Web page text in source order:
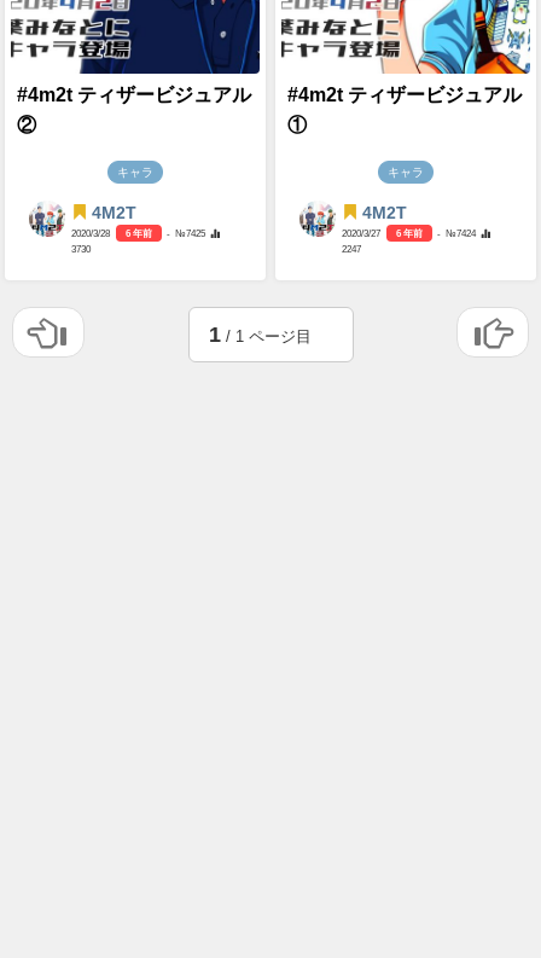
#4m2t ティザービジュアル
②
キャラ
4M2T
2020/3/28 6 年前
- №7425
3730
#4m2t ティザービジュアル
①
キャラ
4M2T
2020/3/27 6 年前
- №7424
2247
1/ 1 ページ目